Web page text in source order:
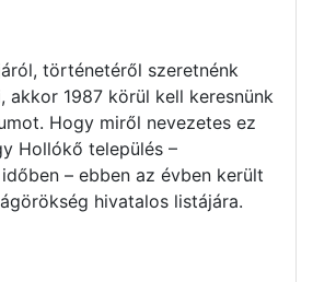
történetéről szeretnénk
akkor 1987 körül kell keresnünk
Hogy miről nevezetes ez
Hollókő település –
– ebben az évben került
hivatalos listájára.